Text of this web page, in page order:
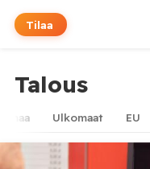
Tilaa
Talous
Ulkomaat EU